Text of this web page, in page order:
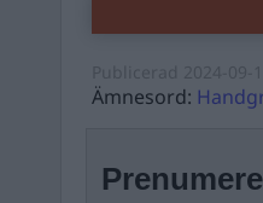
Ämnesord: